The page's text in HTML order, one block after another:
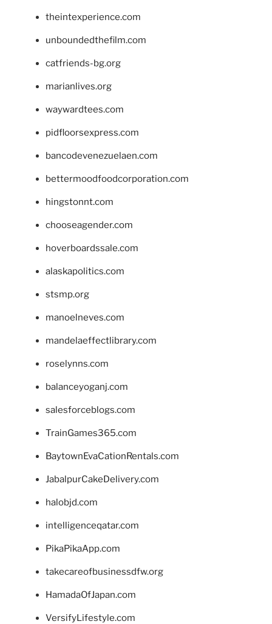
theintexperience.com
unboundedthefilm.com
catfriends-bg.org
marianlives.org
waywardtees.com
pidfloorsexpress.com
bancodevenezuelaen.com
bettermoodfoodcorporation.com
hingstonnt.com
chooseagender.com
hoverboardssale.com
alaskapolitics.com
stsmp.org
manoelneves.com
mandelaeffectlibrary.com
roselynns.com
balanceyoganj.com
salesforceblogs.com
TrainGames365.com
BaytownEvaCationRentals.com
JabalpurCakeDelivery.com
halobjd.com
intelligenceqatar.com
PikaPikaApp.com
takecareofbusinessdfw.org
HamadaOfJapan.com
VersifyLifestyle.com